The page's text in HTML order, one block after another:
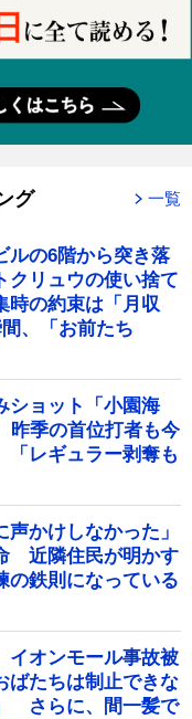
グ 一覧
ルの6階から突き落
リュウの使い捨て
の約束は「月収
、「お前たち
ショット「小園海
季の首位打者も今
レギュラー剥奪も
声かけしなかった」
近隣住民が明かす
の鉄則になっている
オンモール事故被
たちは制止できな
さらに、間一髪で